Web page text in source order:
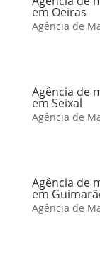
em Oeiras
Agência de
Agência de
em Seixal
Agência de
Agência de
em
Agência de